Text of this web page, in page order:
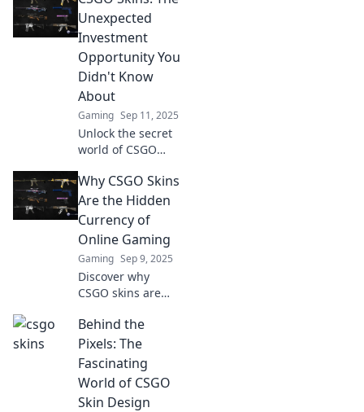
secrets, and
strategies for your
ultimate digital
treasure hunt!
Unexpected
Investment
Opportunity You
Didn't Know
About
Gaming Sep 11, 2025
Unlock the secret
world of CSGO
why these virtual
items could be
your next
surprising
investment
opportunity.
Why CSGO Skins
Are the Hidden
Currency of
Online Gaming
Gaming Sep 9, 2025
Discover why
CSGO skins are
virtual items;
they’re the secret
currency changing
the face of online
gaming!
Behind the
Pixels: The
Fascinating
World of CSGO
Skin Design